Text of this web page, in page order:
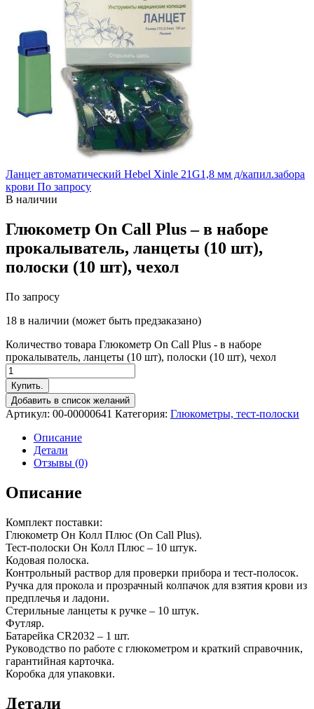
Ланцет автоматический Hebel Xinle 21G1,8 мм д/капил.забора
крови По запросу
В наличии
Глюкометр On Call Plus – в наборе
прокалыватель, ланцеты (10 шт),
полоски (10 шт), чехол
По запросу
18 в наличии (может быть предзаказано)
Количество товара Глюкометр On Call Plus - в наборе
прокалыватель, ланцеты (10 шт), полоски (10 шт), чехол
Купить.
Добавить в список желаний
Артикул: 00-00000641 Категория: Глюкометры, тест-полоски
Описание
Детали
Отзывы (0)
Описание
Комплект поставки:
Глюкометр Он Колл Плюс (On Call Plus).
Тест-полоски Он Колл Плюс – 10 штук.
Кодовая полоска.
Контрольный раствор для проверки прибора и тест-полосок.
Ручка для прокола и прозрачный колпачок для взятия крови из
предплечья и ладони.
Стерильные ланцеты к ручке – 10 штук.
Футляр.
Батарейка CR2032 – 1 шт.
Руководство по работе с глюкометром и краткий справочник,
гарантийная карточка.
Коробка для упаковки.
Детали